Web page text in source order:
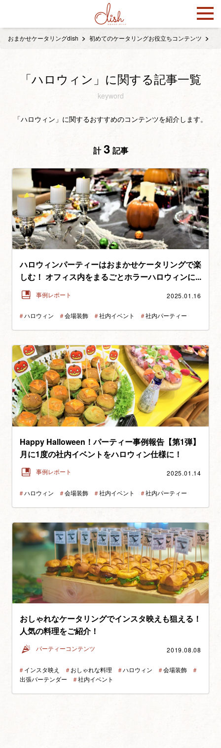
おまかせケータリングdish 初めてのケータリングお役立ちコンテンツ
「ハロウィン」に関する記事一覧
keyword
「ハロウィン」に関するおすすめのコンテンツを紹介します。
計 3 記事
ハロウィンパーティーはおまかせケータリングで楽
しむ！ オフィス内をまるごとホラーハロウィンに...
事例レポート 2025.01.16
＃ハロウィン ＃会場装飾 ＃社内イベント ＃社内パーティー
Happy Halloween！パーティー事例報告【第1弾】
月に1度の社内イベントをハロウィン仕様に！
事例レポート 2025.01.14
＃ハロウィン ＃会場装飾 ＃社内イベント ＃社内パーティー
おしゃれなケータリングでインスタ映えも狙える！
人気の料理をご紹介！
パーティーコンテンツ 2019.08.08
＃インスタ映え ＃おしゃれな料理 ＃ハロウィン ＃会場装飾
＃
出張バーテンダー
＃社内イベント